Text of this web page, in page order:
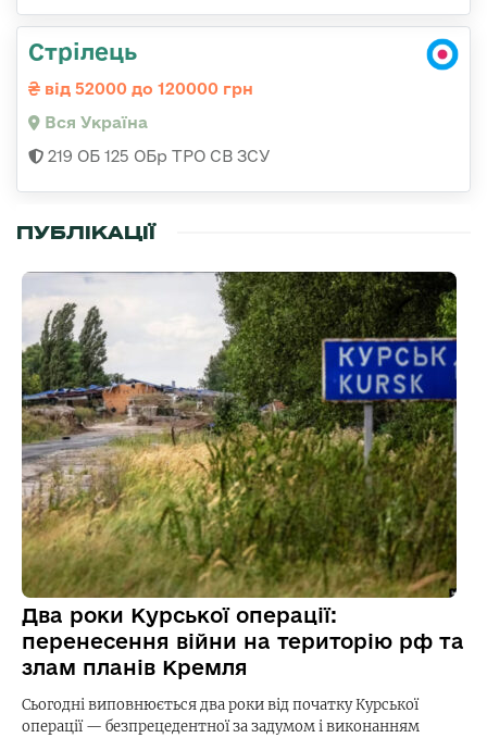
Стрілець
від 52000 до 120000 грн
Вся Україна
219 ОБ 125 ОБр ТРО СВ ЗСУ
ПУБЛІКАЦІЇ
Два роки Курської операції:
перенесення війни на територію рф та
злам планів Кремля
Сьогодні виповнюється два роки від початку Курської
операції — безпрецедентної за задумом і виконанням